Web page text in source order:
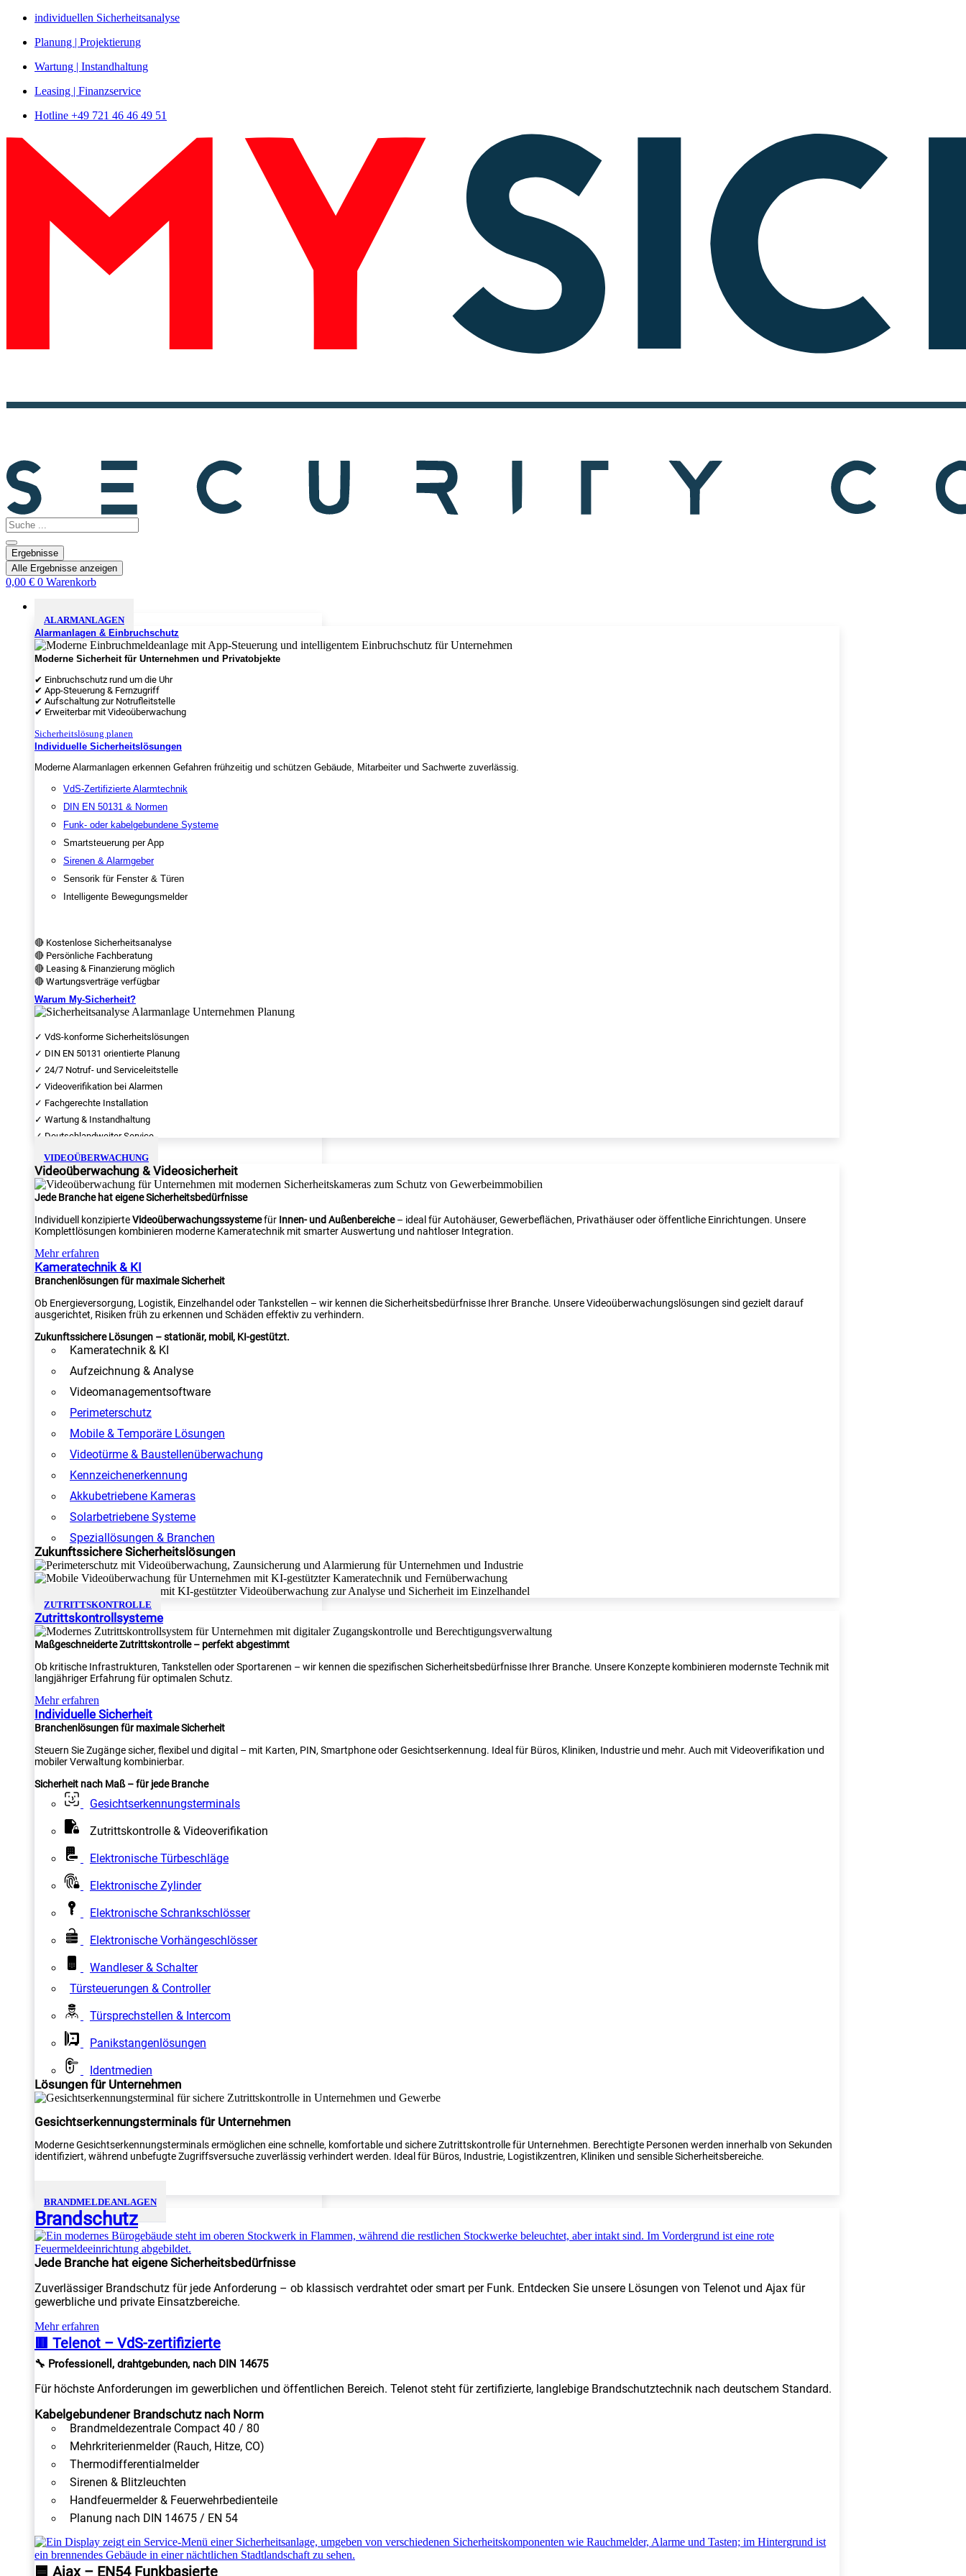
Zum
springen
individuellen Sicherheitsanalyse
Planung | Projektierung
Wartung | Instandhaltung
Leasing | Finanzservice
Hotline +49 721 46 46 49 51
Search
...
Ergebnisse
Alle Ergebnisse anzeigen
0,00 € 0 Warenkorb
ALARMANLAGEN
Alarmanlagen & Einbruchschutz
Moderne Sicherheit für Unternehmen und Privatobjekte
✔ Einbruchschutz rund um die Uhr
✔ App-Steuerung & Fernzugriff
✔ Aufschaltung zur Notrufleitstelle
✔ Erweiterbar mit Videoüberwachung
Sicherheitslösung planen
Individuelle Sicherheitslösungen
Moderne Alarmanlagen erkennen Gefahren frühzeitig und schützen Gebäude, Mitarbeiter und Sachwerte zuverlässig.
VdS-Zertifizierte Alarmtechnik
DIN EN 50131 & Normen
Funk- oder kabelgebundene Systeme
Smartsteuerung per App
Sirenen & Alarmgeber
Sensorik für Fenster & Türen
Intelligente Bewegungsmelder
🔴 Kostenlose Sicherheitsanalyse
🔴 Persönliche Fachberatung
🔴 Leasing & Finanzierung möglich
🔴 Wartungsverträge verfügbar
Warum My-Sicherheit?
✓ VdS-konforme Sicherheitslösungen
✓ DIN EN 50131 orientierte Planung
✓ 24/7 Notruf- und Serviceleitstelle
✓ Videoverifikation bei Alarmen
✓ Fachgerechte Installation
✓ Wartung & Instandhaltung
✓ Deutschlandweiter Service
VIDEOÜBERWACHUNG
Videoüberwachung & Videosicherheit
Jede Branche hat eigene Sicherheitsbedürfnisse
Individuell konzipierteVideoüberwachungssystemefür Innen- und Außenbereiche– ideal für Autohäuser, Gewerbeflächen, Privathäuser oder öffentliche Einrichtungen. Unsere
Komplettlösungen kombinieren moderne Kameratechnik mit smarter Auswertung und nahtloser Integration.
Mehr erfahren
Kameratechnik & KI
Branchenlösungen für maximale Sicherheit
Ob Energieversorgung, Logistik, Einzelhandel oder Tankstellen – wir kennen die Sicherheitsbedürfnisse Ihrer Branche. Unsere Videoüberwachungslösungen sind gezielt darauf
ausgerichtet, Risiken früh zu erkennen und Schäden effektiv zu verhindern.
Zukunftssichere Lösungen – stationär, mobil, KI-gestützt.
Kameratechnik & KI
Aufzeichnung & Analyse
Videomanagementsoftware
Perimeterschutz
Mobile & Temporäre Lösungen
Videotürme & Baustellenüberwachung
Kennzeichenerkennung
Akkubetriebene Kameras
Solarbetriebene Systeme
Speziallösungen & Branchen
Zukunftssichere Sicherheitslösungen
ZUTRITTSKONTROLLE
Zutrittskontrollsysteme
Maßgeschneiderte Zutrittskontrolle – perfekt abgestimmt
Ob kritische Infrastrukturen, Tankstellen oder Sportarenen – wir kennen die spezifischen Sicherheitsbedürfnisse Ihrer Branche. Unsere Konzepte kombinieren modernste Technik mit
langjähriger Erfahrung für optimalen Schutz.
Mehr erfahren
Individuelle Sicherheit
Branchenlösungen für maximale Sicherheit
Steuern Sie Zugänge sicher, flexibel und digital – mit Karten, PIN, Smartphone oder Gesichtserkennung. Ideal für Büros, Kliniken, Industrie und mehr. Auch mit Videoverifikation und
mobiler Verwaltung kombinierbar.
Sicherheit nach Maß – für jede Branche
Gesichtserkennungsterminals
Zutrittskontrolle & Videoverifikation
Elektronische Türbeschläge
Elektronische Zylinder
Elektronische Schrankschlösser
Elektronische Vorhängeschlösser
Wandleser & Schalter
Türsteuerungen & Controller
Türsprechstellen & Intercom
Panikstangenlösungen
Identmedien
Lösungen für Unternehmen
Gesichtserkennungsterminals für Unternehmen
Moderne Gesichtserkennungsterminals ermöglichen eine schnelle, komfortable und sichere Zutrittskontrolle für Unternehmen. Berechtigte Personen werden innerhalb von Sekunden
identifiziert, während unbefugte Zugriffsversuche zuverlässig verhindert werden. Ideal für Büros, Industrie, Logistikzentren, Kliniken und sensible Sicherheitsbereiche.
BRANDMELDEANLAGEN
Brandschutz
Jede Branche hat eigene Sicherheitsbedürfnisse
Zuverlässiger Brandschutz für jede Anforderung – ob klassisch verdrahtet oder smart per Funk. Entdecken Sie unsere Lösungen von Telenot und Ajax für
gewerbliche und private Einsatzbereiche.
Mehr erfahren
🟥 Telenot – VdS-zertifizierte
🔧 Professionell, drahtgebunden, nach DIN 14675
Für höchste Anforderungen im gewerblichen und öffentlichen Bereich. Telenot steht für zertifizierte, langlebige Brandschutztechnik nach deutschem Standard.
Kabelgebundener Brandschutz nach Norm
Brandmeldezentrale Compact 40 / 80
Mehrkriterienmelder (Rauch, Hitze, CO)
Thermodifferentialmelder
Sirenen & Blitzleuchten
Handfeuermelder & Feuerwehrbedienteile
Planung nach DIN 14675 / EN 54
🟦 Ajax – EN54 Funkbasierte